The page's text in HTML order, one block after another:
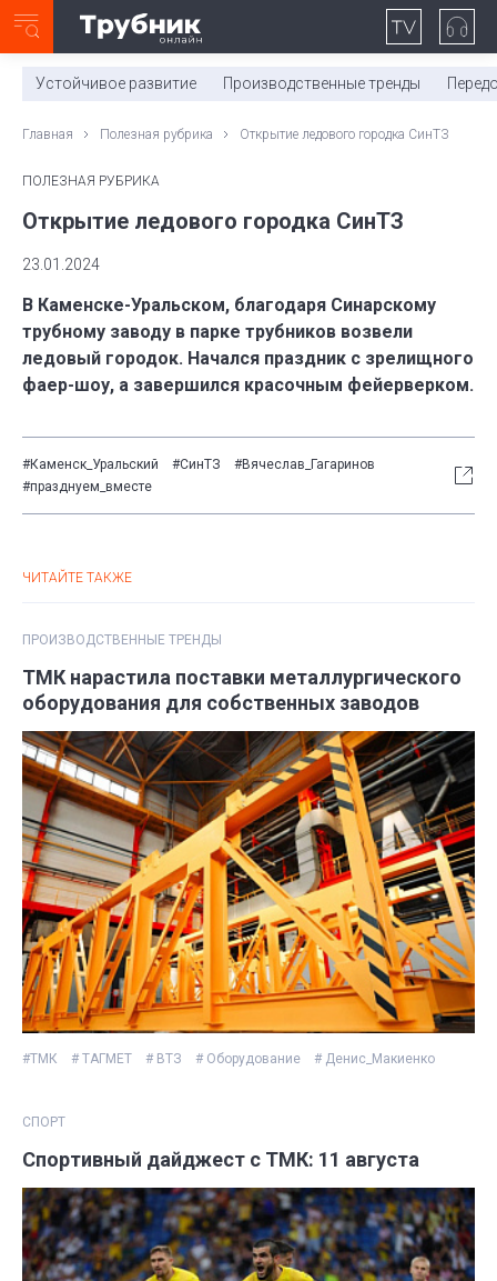
0:00/ 11:03
Устойчивое развитие Производственные тренды
Главная Полезная рубрика Открытие ледового городка СинТЗ
ПОЛЕЗНАЯ РУБРИКА
Открытие ледового городка СинТЗ
23.01.2024
В Каменске-Уральском, благодаря Синарскому
трубному заводу в парке трубников возвели
ледовый городок. Начался праздник с зрелищного
фаер-шоу, а завершился красочным фейерверком.
#Каменск_Уральский #СинТЗ
#Вячеслав_Гагаринов
#празднуем_вместе
ЧИТАЙТЕ ТАКЖЕ
ПРОИЗВОДСТВЕННЫЕ ТРЕНДЫ
ТМК нарастила поставки металлургического
оборудования для собственных заводов
#ТМК # ТАГМЕТ # ВТЗ # Оборудование # Денис_Макиенко
СПОРТ
Спортивный дайджест с ТМК: 11 августа